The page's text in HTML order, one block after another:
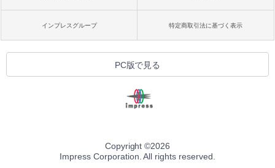
インプレスグループ 特定商取引法に基づく表示
PC版で見る
Copyright ©2026
Impress Corporation. All rights reserved.